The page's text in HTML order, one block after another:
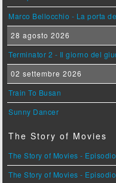
Marco Bellocchio - La porta
28 agosto 2026
Terminator 2 - Il giorno del
02 settembre 2026
Train To Busan
Sunny Dancer
The Story of Movies
The Story of Movies -
The Story of Movies -